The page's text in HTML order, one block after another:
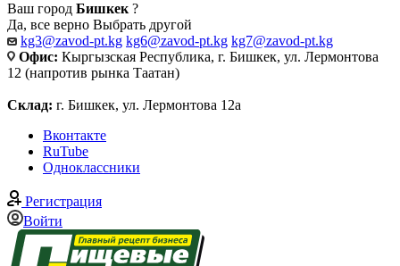
Ваш город Бишкек ?
Да, все верно Выбрать другой
kg3@zavod-pt.kg kg6@zavod-pt.kg kg7@zavod-pt.kg
Офис: Кыргызская Республика, г. Бишкек, ул. Лермонтова
12 (напротив рынка Таатан)
Склад: г. Бишкек, ул. Лермонтова 12а
Вконтакте
RuTube
Одноклассники
Регистрация
Войти